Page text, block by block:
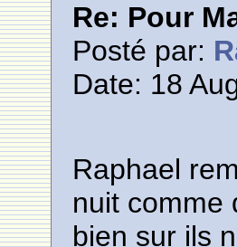
Re: Pour
Posté par:
Date: 18
Raphael
nuit comme
bien sur ils